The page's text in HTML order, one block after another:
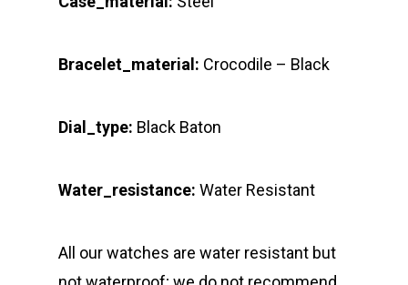
Bracelet_material: Crocodile – Black
Dial_type: Black Baton
Water_resistance: Water Resistant
All our watches are water resistant but